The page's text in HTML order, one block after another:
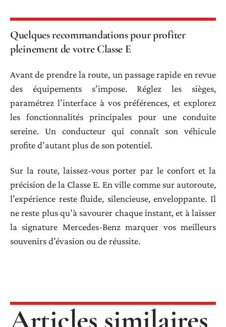
Quelques recommandations pour profiter
pleinement de votre Classe E
Avant de prendre la route, un passage rapide en revue
des équipements s’impose. Réglez les sièges,
paramétrez l’interface à vos préférences, et explorez
les fonctionnalités principales pour une conduite
sereine. Un conducteur qui connaît son véhicule
profite d’autant plus de son potentiel.
Sur la route, laissez-vous porter par le confort et la
précision de la Classe E. En ville comme sur autoroute,
l’expérience reste fluide, silencieuse, enveloppante. Il
ne reste plus qu’à savourer chaque instant, et à laisser
la signature Mercedes-Benz marquer vos meilleurs
souvenirs d’évasion ou de réussite.
Articles similaires